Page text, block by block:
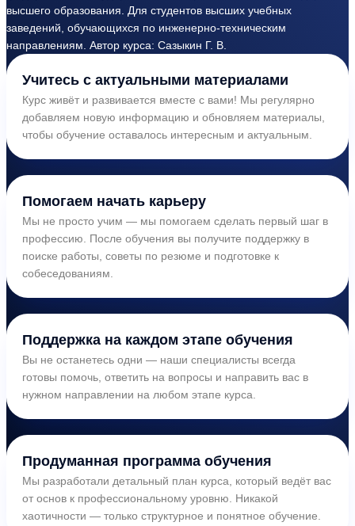
высшего образования. Для студентов высших учебных
заведений, обучающихся по инженерно-техническим
направлениям. Автор курса: Сазыкин Г. В.
Учитесь с актуальными материалами
Курс живёт и развивается вместе с вами! Мы регулярно
добавляем новую информацию и обновляем материалы,
чтобы обучение оставалось интересным и актуальным.
Помогаем начать карьеру
Мы не просто учим — мы помогаем сделать первый шаг в
профессию. После обучения вы получите поддержку в
поиске работы, советы по резюме и подготовке к
собеседованиям.
Поддержка на каждом этапе обучения
Вы не останетесь одни — наши специалисты всегда
готовы помочь, ответить на вопросы и направить вас в
нужном направлении на любом этапе курса.
Продуманная программа обучения
Мы разработали детальный план курса, который ведёт вас
от основ к профессиональному уровню. Никакой
хаотичности — только структурное и понятное обучение.